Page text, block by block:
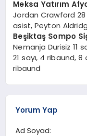
Meksa Yatırım
Jordan Crawford
asist, Peyton
Beşiktaş Sompo
Nemanja Durisiz 11
21 sayı, 4 ribaund, 8
ribaund
Yorum Yap
Ad Soyad: